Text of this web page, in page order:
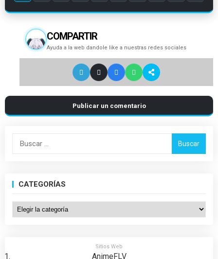
COMPARTIR
Ayuda a la web dandole like a nuestras redes sociales
Publicar un comentario
Buscar:
CATEGORÍAS
Categorías
Sitios Web
AnimeFLV